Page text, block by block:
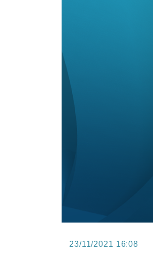
23/11/2021 16:08